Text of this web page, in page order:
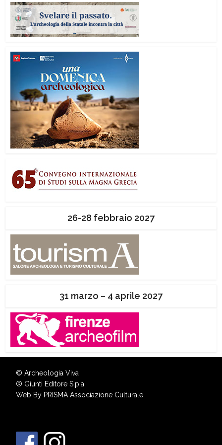
26-28 febbraio 2027
31 marzo – 4 aprile 2027
© Archeologia Viva
® Giunti Editore S.p.a.
Web By PRISMA Associazione Culturale